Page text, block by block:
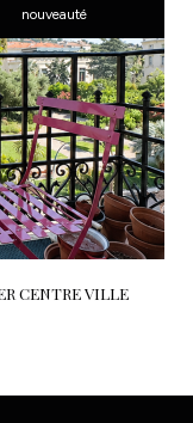
nouveauté
CENTRE VILLE